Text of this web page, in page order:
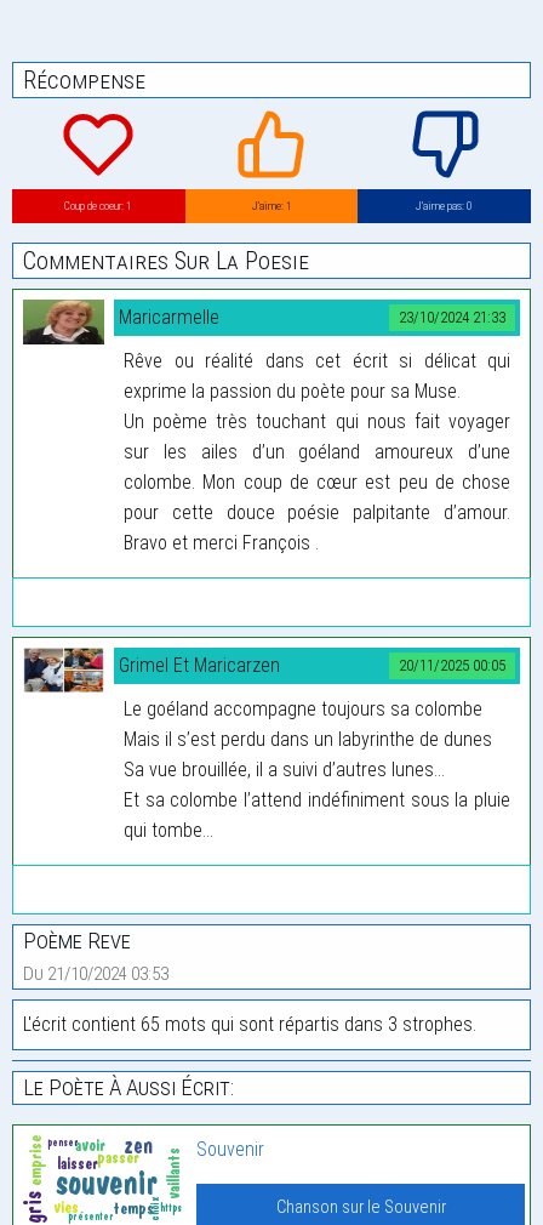
Récompense
Coup de coeur: 1 J’aime: 1 J’aime pas: 0
Commentaires Sur La Poesie
23/10/2024 21:33
Maricarmelle
Rêve ou réalité dans cet écrit si délicat qui
exprime la passion du poète pour sa Muse.
Un poème très touchant qui nous fait voyager
sur les ailes d’un goéland amoureux d’une
colombe. Mon coup de cœur est peu de chose
pour cette douce poésie palpitante d’amour.
Bravo et merci François .
20/11/2025 00:05
Grimel Et Maricarzen
Le goéland accompagne toujours sa colombe
Mais il s’est perdu dans un labyrinthe de dunes
Sa vue brouillée, il a suivi d’autres lunes...
Et sa colombe l’attend indéfiniment sous la pluie
qui tombe...
Poème Reve
Du 21/10/2024 03:53
L'écrit contient 65 mots qui sont répartis dans 3 strophes.
Le Poète À Aussi Écrit:
Souvenir
Chanson sur le Souvenir